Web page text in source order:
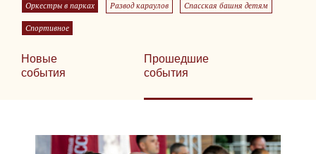
Оркестры в парках Развод караулов Спасская башня детям
Спортивное
Новые
события
Прошедшие
события